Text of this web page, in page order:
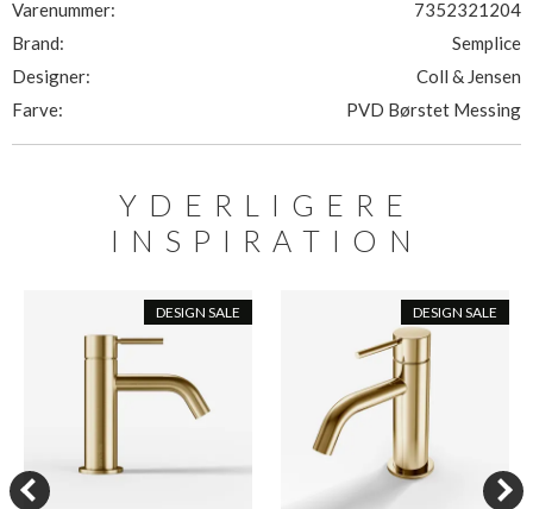
Varenummer:
7352321204
Brand:
Semplice
Designer:
Coll & Jensen
Farve:
PVD Børstet Messing
YDERLIGERE
INSPIRATION
DESIGN SALE DESIGN SALE